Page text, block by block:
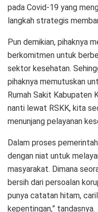
pada Covid-19 yang
langkah strategis
Pun demikian, pihaknya
berkomitmen untuk
sektor kesehatan.
pihaknya memutuskan
Rumah Sakit Kabupaten
nanti lewat RSKK, kita
menunjang pelayanan
Dalam proses
dengan niat untuk
masyarakat. Dimana
bersih dari persoalan
punya catatan hitam,
kepentingan,” tandasnya.